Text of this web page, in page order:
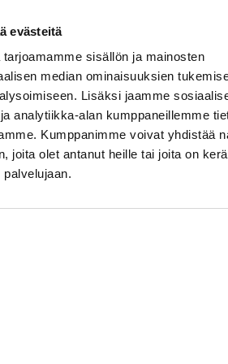
evästeitä
sisällön ja mainosten
median ominaisuuksien
Lisäksi jaamme
analytiikka-alan kumppaneillemme
Kumppanimme voivat yhdistää
joita olet antanut heille tai joita on
uhkaavalta”, kertoi
palopäällikkö Juha